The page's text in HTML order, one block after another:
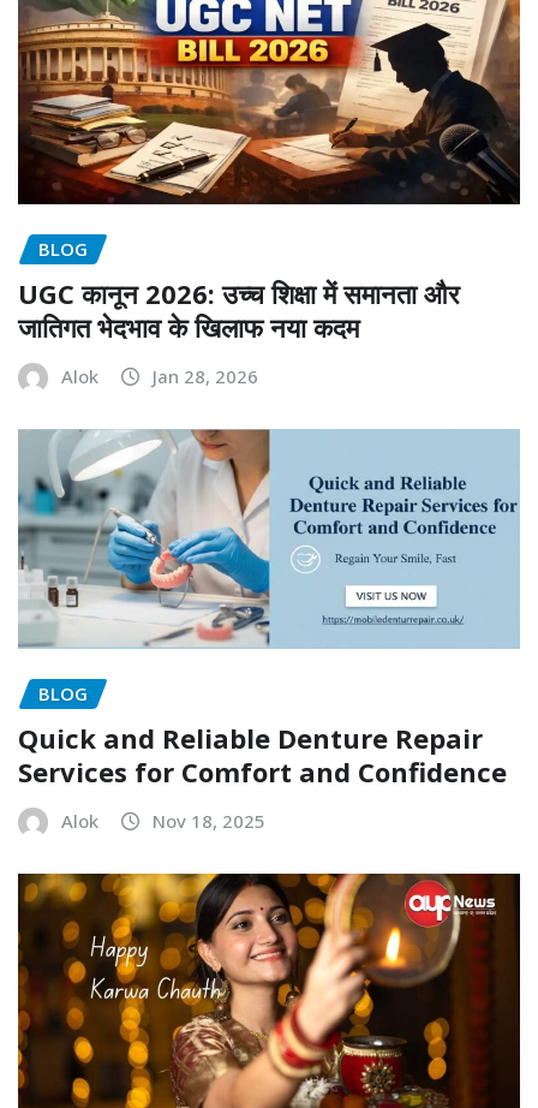
BLOG
UGC कानून 2026: उच्च शिक्षा में समानता और
जातिगत भेदभाव के खिलाफ नया कदम
Alok Jan 28, 2026
BLOG
Quick and Reliable Denture Repair
Services for Comfort and Confidence
Alok Nov 18, 2025